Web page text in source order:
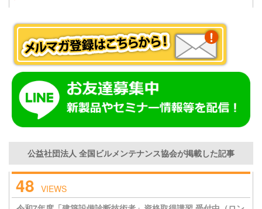
公益社団法人 全国ビルメンテナンス協会が掲載した記事
48 VIEWS